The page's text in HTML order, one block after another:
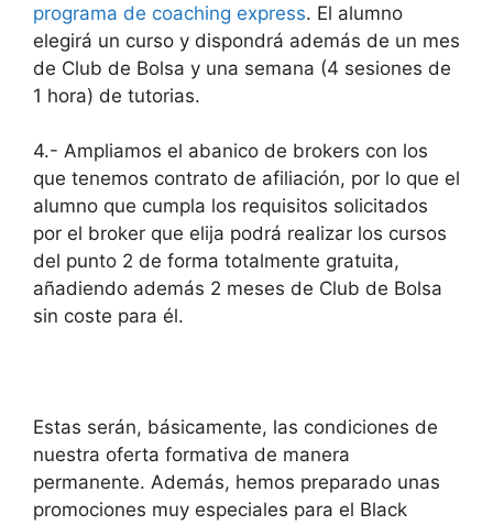
programa de coaching express. El alumno
elegirá un curso y dispondrá además de un mes
de Club de Bolsa y una semana (4 sesiones de
1 hora) de tutorias.
4.- Ampliamos el abanico de brokers con los
que tenemos contrato de afiliación, por lo que el
alumno que cumpla los requisitos solicitados
por el broker que elija podrá realizar los cursos
del punto 2 de forma totalmente gratuita,
añadiendo además 2 meses de Club de Bolsa
sin coste para él.
Estas serán, básicamente, las condiciones de
nuestra oferta formativa de manera
permanente. Además, hemos preparado unas
promociones muy especiales para el Black